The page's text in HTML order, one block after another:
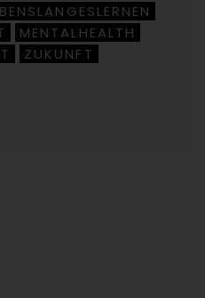
MENTALHEALTH
ZUKUNFT